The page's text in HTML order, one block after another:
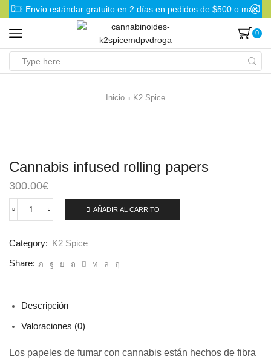
Envío estándar gratuito en 2 días en pedidos de $500 o más
0
Inicio K2 Spice
Cannabis infused rolling papers
300.00€
Cannabis
papers
cantidad
AÑADIR AL CARRITO
Category: K2 Spice
Share:
Descripción
Valoraciones (0)
Los papeles de fumar con cannabis están hechos de fibra